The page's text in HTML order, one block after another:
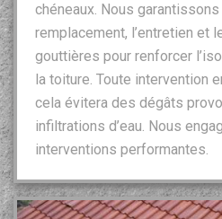
chéneaux. Nous
remplacement, l’entretien et
gouttières pour renforcer
la toiture. Toute intervention
cela évitera des dégâts
infiltrations d’eau. Nous
interventions performantes.